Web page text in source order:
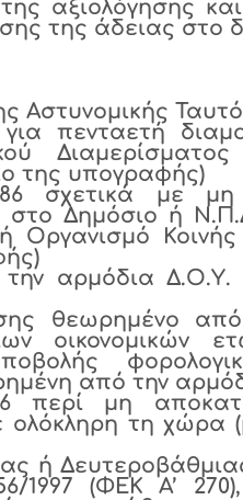
αξιολόγησης
της άδειας στο
Αστυνομικής
πενταετή
της υπογραφής)
σχετικά με
στο Δημόσιο ή
Οργανισμό
αρμόδια Δ.Ο.Υ.
θεωρημένο
οικονομικών
από την
περί μη
ολόκληρη τη χώρα
ή
1997 (ΦΕΚ Α’